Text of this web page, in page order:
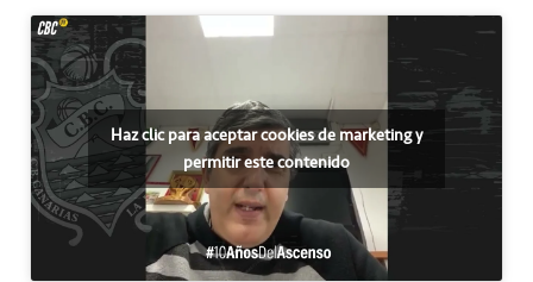
Haz clic para aceptar cookies de marketing y
permitir este contenido